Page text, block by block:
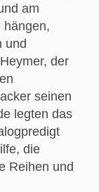
am
hängen,
und
der
seinen
legten das
die
Reihen und